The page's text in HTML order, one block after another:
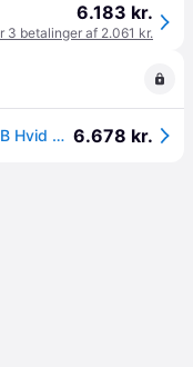
6.183 kr.
3 betalinger af 2.061 kr.
Samsung Galaxy S26+ 5G 256GB 12GB Hvid Dual-SIM 6.678 kr.